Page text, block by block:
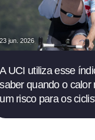
23 jun. 2026
A UCI utiliza esse
saber quando o calor
um risco para os